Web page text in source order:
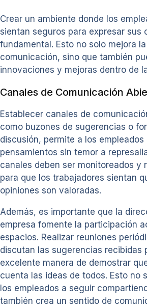
Crear un ambiente donde los
sientan seguros para expresar sus
fundamental. Esto no solo mejora la
comunicación, sino que también
innovaciones y mejoras dentro de
Canales de Comunicación
Establecer canales de
como buzones de sugerencias o
discusión, permite a los
pensamientos sin temor a
canales deben ser monitoreados y
para que los trabajadores sientan
opiniones son valoradas.
Además, es importante que la
empresa fomente la participación
espacios. Realizar reuniones
discutan las sugerencias recibidas
excelente manera de demostrar
cuenta las ideas de todos. Esto no
los empleados a seguir
también crea un sentido de